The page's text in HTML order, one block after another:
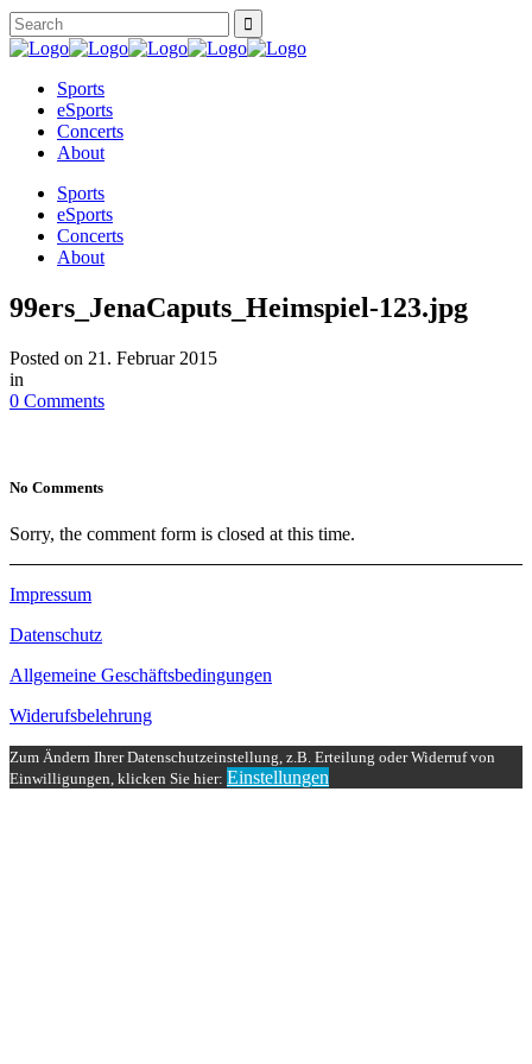
Sports
eSports
Concerts
About
Sports
eSports
Concerts
About
99ers_JenaCaputs_Heimspiel-123.jpg
Posted on 21. Februar 2015
in
0 Comments
No Comments
Sorry, the comment form is closed at this time.
Impressum
Datenschutz
Allgemeine Geschäftsbedingungen
Widerufsbelehrung
Zum Ändern Ihrer Datenschutzeinstellung, z.B. Erteilung oder Widerruf von
Einwilligungen, klicken Sie hier: Einstellungen